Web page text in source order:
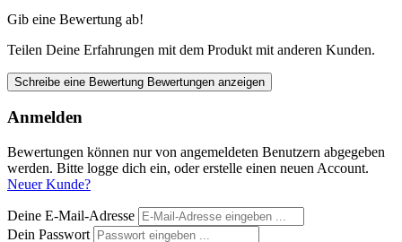
Gib eine Bewertung ab!
Teilen Deine Erfahrungen mit dem Produkt mit anderen Kunden.
Schreibe eine Bewertung Bewertungen anzeigen
Anmelden
Bewertungen können nur von angemeldeten Benutzern abgegeben
werden. Bitte logge dich ein, oder erstelle einen neuen Account.
Neuer Kunde?
Deine E-Mail-Adresse
Dein Passwort